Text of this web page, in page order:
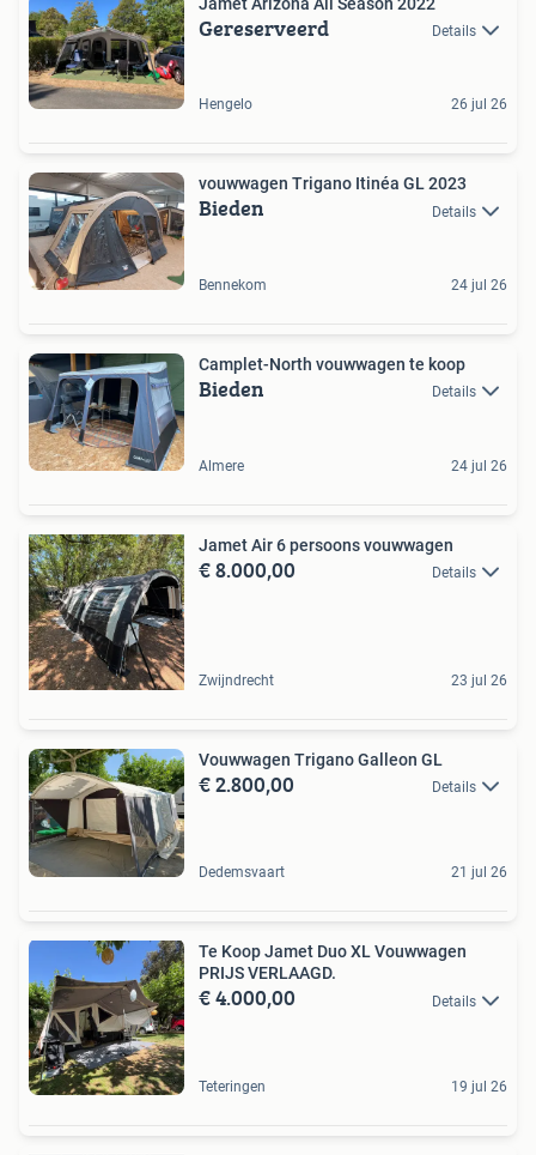
Gereserveerd Details
Hengelo 26 jul 26
vouwwagen Trigano Itinéa GL 2023
Bieden Details
Bennekom 24 jul 26
Camplet-North vouwwagen te koop
Bieden Details
Almere 24 jul 26
Jamet Air 6 persoons vouwwagen
€ 8.000,00 Details
Zwijndrecht 23 jul 26
Vouwwagen Trigano Galleon GL
€ 2.800,00 Details
Dedemsvaart 21 jul 26
Te Koop Jamet Duo XL Vouwwagen
PRIJS VERLAAGD.
€ 4.000,00 Details
Teteringen 19 jul 26